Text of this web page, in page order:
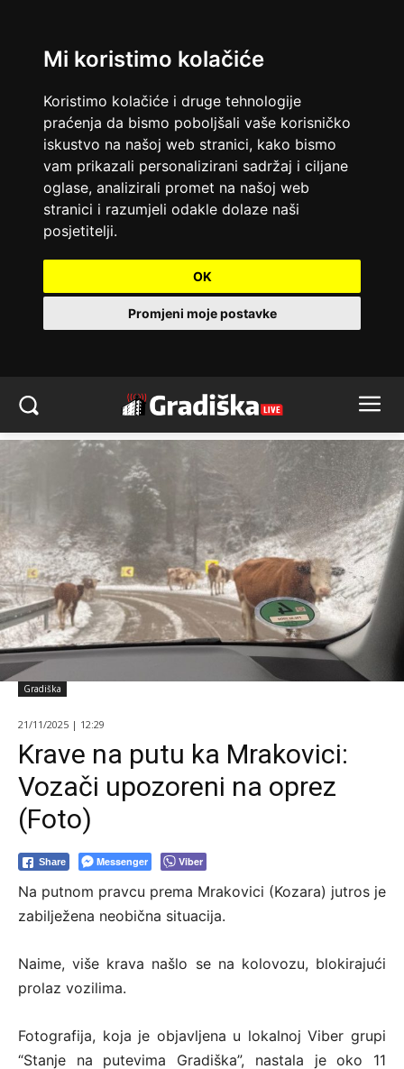
Mi koristimo kolačiće
Koristimo kolačiće i druge tehnologije
praćenja da bismo poboljšali vaše korisničko
iskustvo na našoj web stranici, kako bismo
vam prikazali personalizirani sadržaj i ciljane
oglase, analizirali promet na našoj web
stranici i razumjeli odakle dolaze naši
posjetitelji.
OK
Promjeni moje postavke
Gradiška
21/11/2025 | 12:29
Krave na putu ka Mrakovici:
Vozači upozoreni na oprez
(Foto)
Share Messenger Viber
Na putnom pravcu prema Mrakovici (Kozara) jutros je
zabilježena neobična situacija.
Naime, više krava našlo se na kolovozu, blokirajući
prolaz vozilima.
Fotografija, koja je objavljena u lokalnoj Viber grupi
“Stanje na putevima Gradiška”, nastala je oko 11